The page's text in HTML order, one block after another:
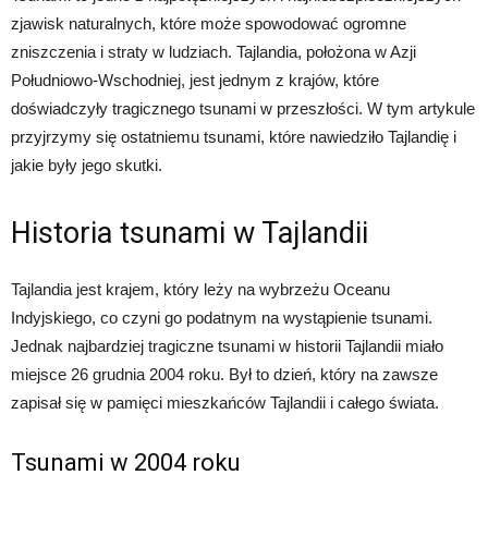
zjawisk naturalnych, które może spowodować ogromne
zniszczenia i straty w ludziach. Tajlandia, położona w Azji
Południowo-Wschodniej, jest jednym z krajów, które
doświadczyły tragicznego tsunami w przeszłości. W tym artykule
przyjrzymy się ostatniemu tsunami, które nawiedziło Tajlandię i
jakie były jego skutki.
Historia tsunami w Tajlandii
Tajlandia jest krajem, który leży na wybrzeżu Oceanu
Indyjskiego, co czyni go podatnym na wystąpienie tsunami.
Jednak najbardziej tragiczne tsunami w historii Tajlandii miało
miejsce 26 grudnia 2004 roku. Był to dzień, który na zawsze
zapisał się w pamięci mieszkańców Tajlandii i całego świata.
Tsunami w 2004 roku